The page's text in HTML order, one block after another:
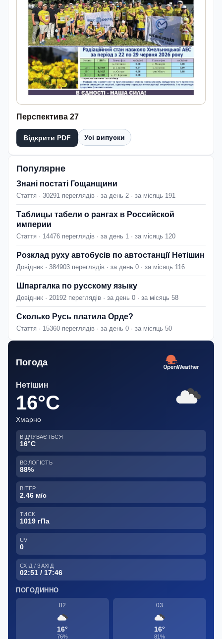
Перспектива 27
Відкрити PDF Усі випуски
Популярне
Знані постаті Гощанщини
Стаття · 30291 переглядів · за день 2 · за місяць 191
Таблицы табели о рангах в Российской
империи
Стаття · 14476 переглядів · за день 1 · за місяць 120
Розклад руху автобусів по автостанції Нетішин
Довідник · 384903 переглядів · за день 0 · за місяць 116
Шпаргалка по русскому языку
Довідник · 20192 переглядів · за день 0 · за місяць 58
Сколько Русь платила Орде?
Стаття · 15360 переглядів · за день 0 · за місяць 50
Погода
Нетішин
16°C
Хмарно
ВІДЧУВАЄТЬСЯ
16°C
ВОЛОГІСТЬ
88%
ВІТЕР
2.46 м/с
ТИСК
1019 гПа
UV
0
СХІД / ЗАХІД
02:51 / 17:46
ПОГОДИННО
02
16°
76%
03
16°
81%